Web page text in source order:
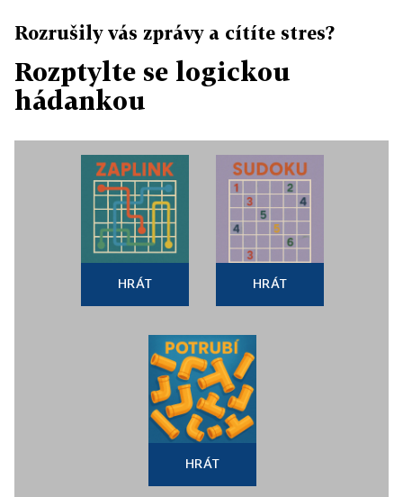
Rozrušily vás zprávy a cítíte stres?
Rozptylte se logickou
hádankou
HRÁT HRÁT
HRÁT